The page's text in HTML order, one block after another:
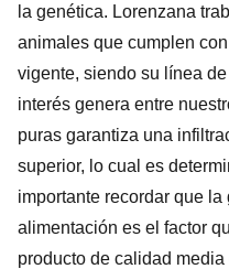
la genética. Lorenzana
animales que cumplen
vigente, siendo su línea de
interés genera entre
puras garantiza una
superior, lo cual es
importante recordar que
alimentación es el factor
producto de calidad